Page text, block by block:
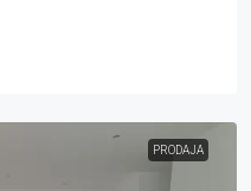
PRODAJA